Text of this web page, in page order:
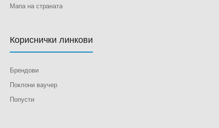
Мапа на страната
Кориснички линкови
Брендови
Поклони ваучер
Попусти